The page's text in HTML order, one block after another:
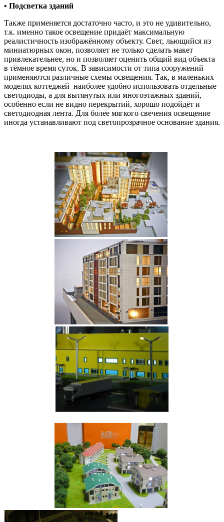
• Подсветка зданий
Также применяется достаточно часто, и это не удивительно,
т.к. именно такое освещение придаёт максимальную
реалистичность изображённому объекту. Свет, льющийся из
миниатюрных окон, позволяет не только сделать макет
привлекательнее, но и позволяет оценить общий вид объекта
в тёмное время суток. В зависимости от типа сооружений
применяются различные схемы освещения. Так, в маленьких
моделях коттеджей наиболее удобно использовать отдельные
светодиоды, а для вытянутых или многоэтажных зданий,
особенно если не видно перекрытий, хорошо подойдёт и
светодиодная лента. Для более мягкого свечения освещение
иногда устанавливают под светопрозрачное основание здания.